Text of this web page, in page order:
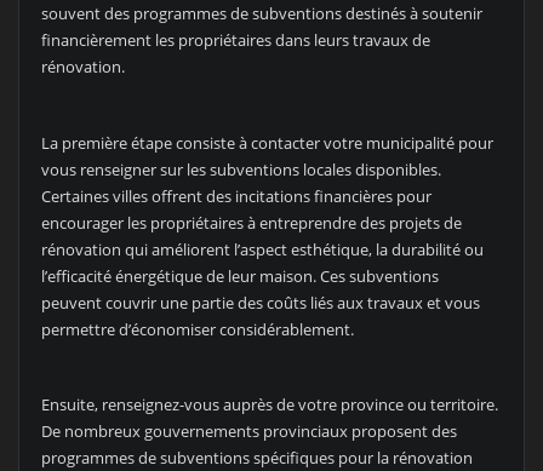
souvent des programmes de subventions destinés à soutenir
financièrement les propriétaires dans leurs travaux de
rénovation.
La première étape consiste à contacter votre municipalité pour
vous renseigner sur les subventions locales disponibles.
Certaines villes offrent des incitations financières pour
encourager les propriétaires à entreprendre des projets de
rénovation qui améliorent l’aspect esthétique, la durabilité ou
l’efficacité énergétique de leur maison. Ces subventions
peuvent couvrir une partie des coûts liés aux travaux et vous
permettre d’économiser considérablement.
Ensuite, renseignez-vous auprès de votre province ou territoire.
De nombreux gouvernements provinciaux proposent des
programmes de subventions spécifiques pour la rénovation